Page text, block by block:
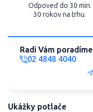
Odpoveď do 30 min.
30 rokov na trhu.
Radi Vám poradíme
02 4848 4040
Ukážky potlače